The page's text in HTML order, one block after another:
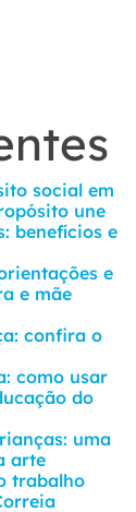
social em
une
benefícios e
e
e mãe
confira o
como usar
do
uma
arte
trabalho